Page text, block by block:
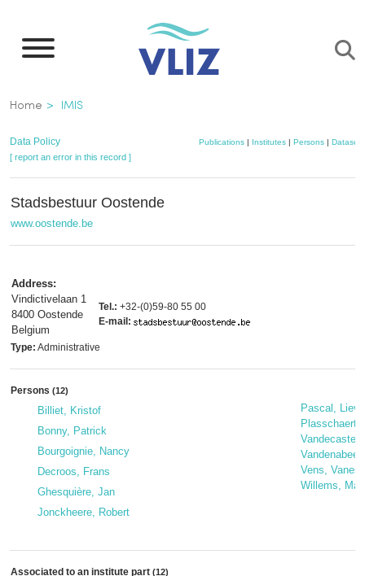
main
Breadcrumb
Home IMIS
Data Policy Publications| Institutes| Persons| Datasets
[ report an error in this record ]
Stadsbestuur Oostende
www.oostende.be
Address:
Vindictivelaan 1
8400 Oostende
Belgium
Tel.: +32-(0)59-80 55 00
E-mail:
Type: Administrative
Persons (12)
Billiet, Kristof
Bonny, Patrick
Bourgoignie, Nancy
Decroos, Frans
Ghesquière, Jan
Jonckheere, Robert
Pascal,
Plasschaert,
Vens,
Willems,
Associated to an institute part (12)